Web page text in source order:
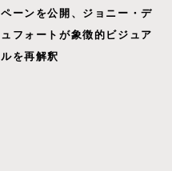
ペーンを公開、ジョニー・デ
ュフォートが象徴的ビジュア
ルを再解釈